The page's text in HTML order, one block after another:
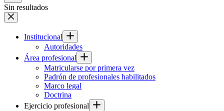
Sin resultados
Institucional
Autoridades
Área profesional
Matricularse por primera vez
Padrón de profesionales habilitados
Marco legal
Doctrina
Ejercicio profesional